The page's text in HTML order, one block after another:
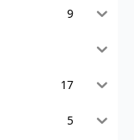
9
17
5